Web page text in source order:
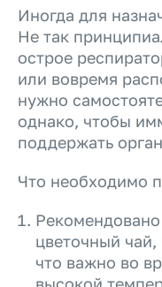
Иногда для
Не так
острое
или вовремя
нужно
однако, чтобы
поддержать
Что необходимо
цветочный
что важно во